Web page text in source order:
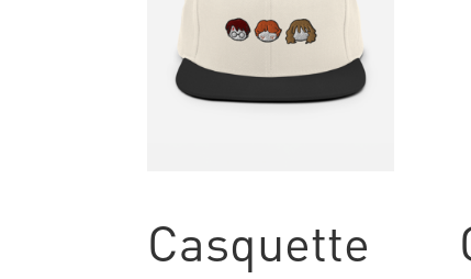
Casquette